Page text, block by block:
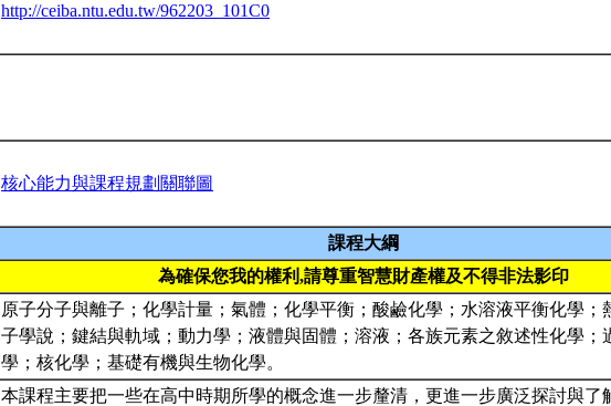
http://ceiba.ntu.edu.tw/962203_101C0
核心能力與課程規劃關聯圖
課程大綱
為確保您我的權利,請尊重智慧財產權及不得非法影印
原子分子與離子；化學計量；氣體；化學平衡；酸鹼化學；水溶液平衡化學；
子學說；鍵結與軌域；動力學；液體與固體；溶液；各族元素之敘述性化學；
學；核化學；基礎有機與生物化學。
本課程主要把一些在高中時期所學的概念進一步釐清，更進一步廣泛探討與了